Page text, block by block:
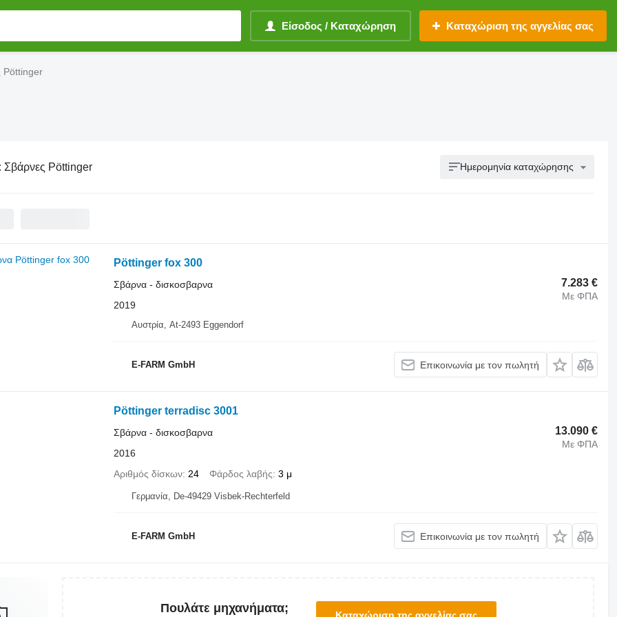
Είσοδος / Καταχώρηση Καταχώριση της αγγελίας σας
Pöttinger
Σβάρνες Pöttinger Ημερομηνία καταχώρησης
Pöttinger fox 300
7.283 €
Με ΦΠΑ
Σβάρνα - δισκοσβαρνα
2019
Αυστρία, At-2493 Eggendorf
E-FARM GmbH Επικοινωνία με τον πωλητή
Pöttinger terradisc 3001
13.090 €
Με ΦΠΑ
Σβάρνα - δισκοσβαρνα
2016
Αριθμός δίσκων 24 Φάρδος λαβής 3 μ
Γερμανία, De-49429 Visbek-Rechterfeld
E-FARM GmbH Επικοινωνία με τον πωλητή
Πουλάτε μηχανήματα;